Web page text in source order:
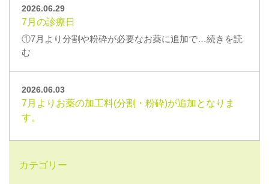
2026.06.29
7月の診療日
①7月より分割や粉砕が必要なお薬に追加で…続きを読
む
2026.06.03
7月よりお薬の加工料(分割・粉砕)が追加となりま
す。
カテゴリー